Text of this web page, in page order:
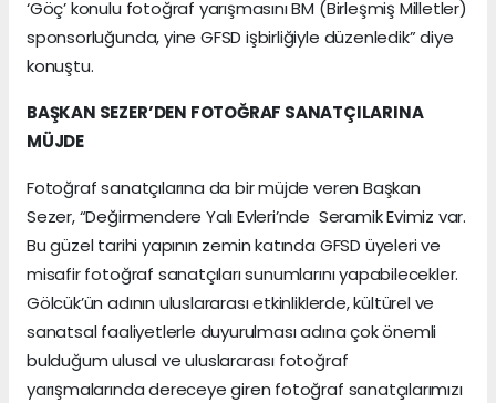
‘Göç’ konulu fotoğraf yarışmasını BM (Birleşmiş Milletler)
sponsorluğunda, yine GFSD işbirliğiyle düzenledik” diye
konuştu.
BAŞKAN SEZER’DEN FOTOĞRAF SANATÇILARINA
MÜJDE
Fotoğraf sanatçılarına da bir müjde veren Başkan
Sezer, “Değirmendere Yalı Evleri’nde Seramik Evimiz var.
Bu güzel tarihi yapının zemin katında GFSD üyeleri ve
misafir fotoğraf sanatçıları sunumlarını yapabilecekler.
Gölcük’ün adının uluslararası etkinliklerde, kültürel ve
sanatsal faaliyetlerle duyurulması adına çok önemli
bulduğum ulusal ve uluslararası fotoğraf
yarışmalarında dereceye giren fotoğraf sanatçılarımızı